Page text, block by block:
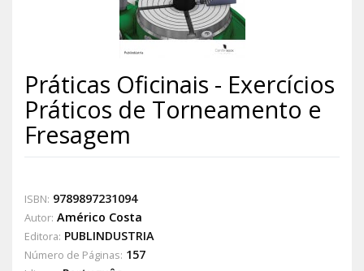
Práticas Oficinais - Exercícios
Práticos de Torneamento e
Fresagem
ISBN: 9789897231094
Autor: Américo Costa
Editora: PUBLINDUSTRIA
Número de Páginas: 157